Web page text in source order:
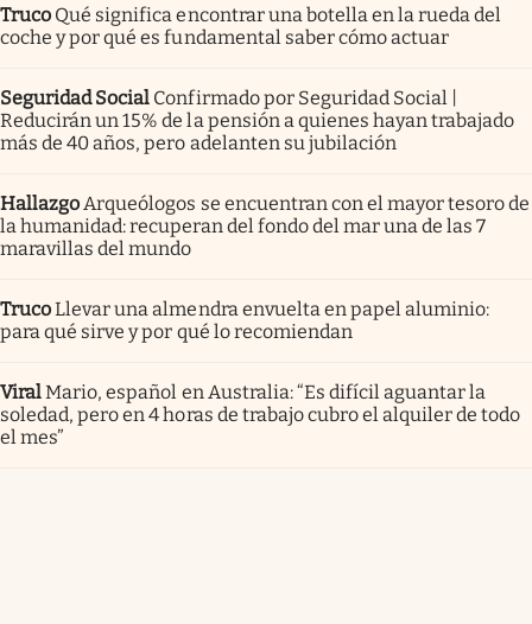
Truco Qué significa encontrar una botella en la rueda del
coche y por qué es fundamental saber cómo actuar
Seguridad Social Confirmado por Seguridad Social |
Reducirán un 15% de la pensión a quienes hayan trabajado
más de 40 años, pero adelanten su jubilación
Hallazgo Arqueólogos se encuentran con el mayor tesoro de
la humanidad: recuperan del fondo del mar una de las 7
maravillas del mundo
TrucoLlevar una almendra envuelta en papel aluminio:
para qué sirve y por qué lo recomiendan
ViralMario, español en Australia: “Es difícil aguantar la
soledad, pero en 4 horas de trabajo cubro el alquiler de todo
el mes”